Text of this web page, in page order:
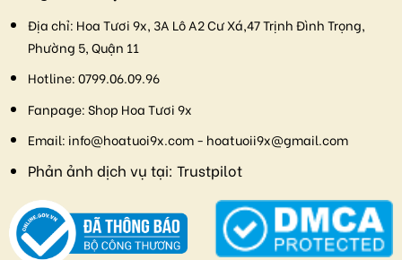
Địa chỉ: Hoa Tươi 9x, 3A Lô A2 Cư Xá,47 Trịnh Đình Trọng,
Phường 5, Quận 11
Hotline:0799.06.09.96
Fanpage:Shop Hoa Tươi 9x
Email: info@hoatuoi9x.com - hoatuoii9x@gmail.com
Phản ảnh dịch vụ tại: Trustpilot